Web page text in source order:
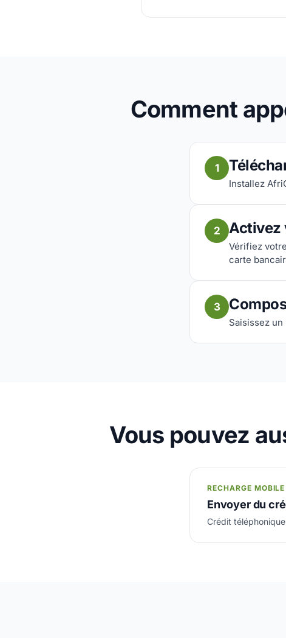
Comment
1
Installez
2 Activez
Vérifiez
carte
3
Saisissez
Vous pouvez
RECHARGE MOBILE
Envoyer du
Crédit